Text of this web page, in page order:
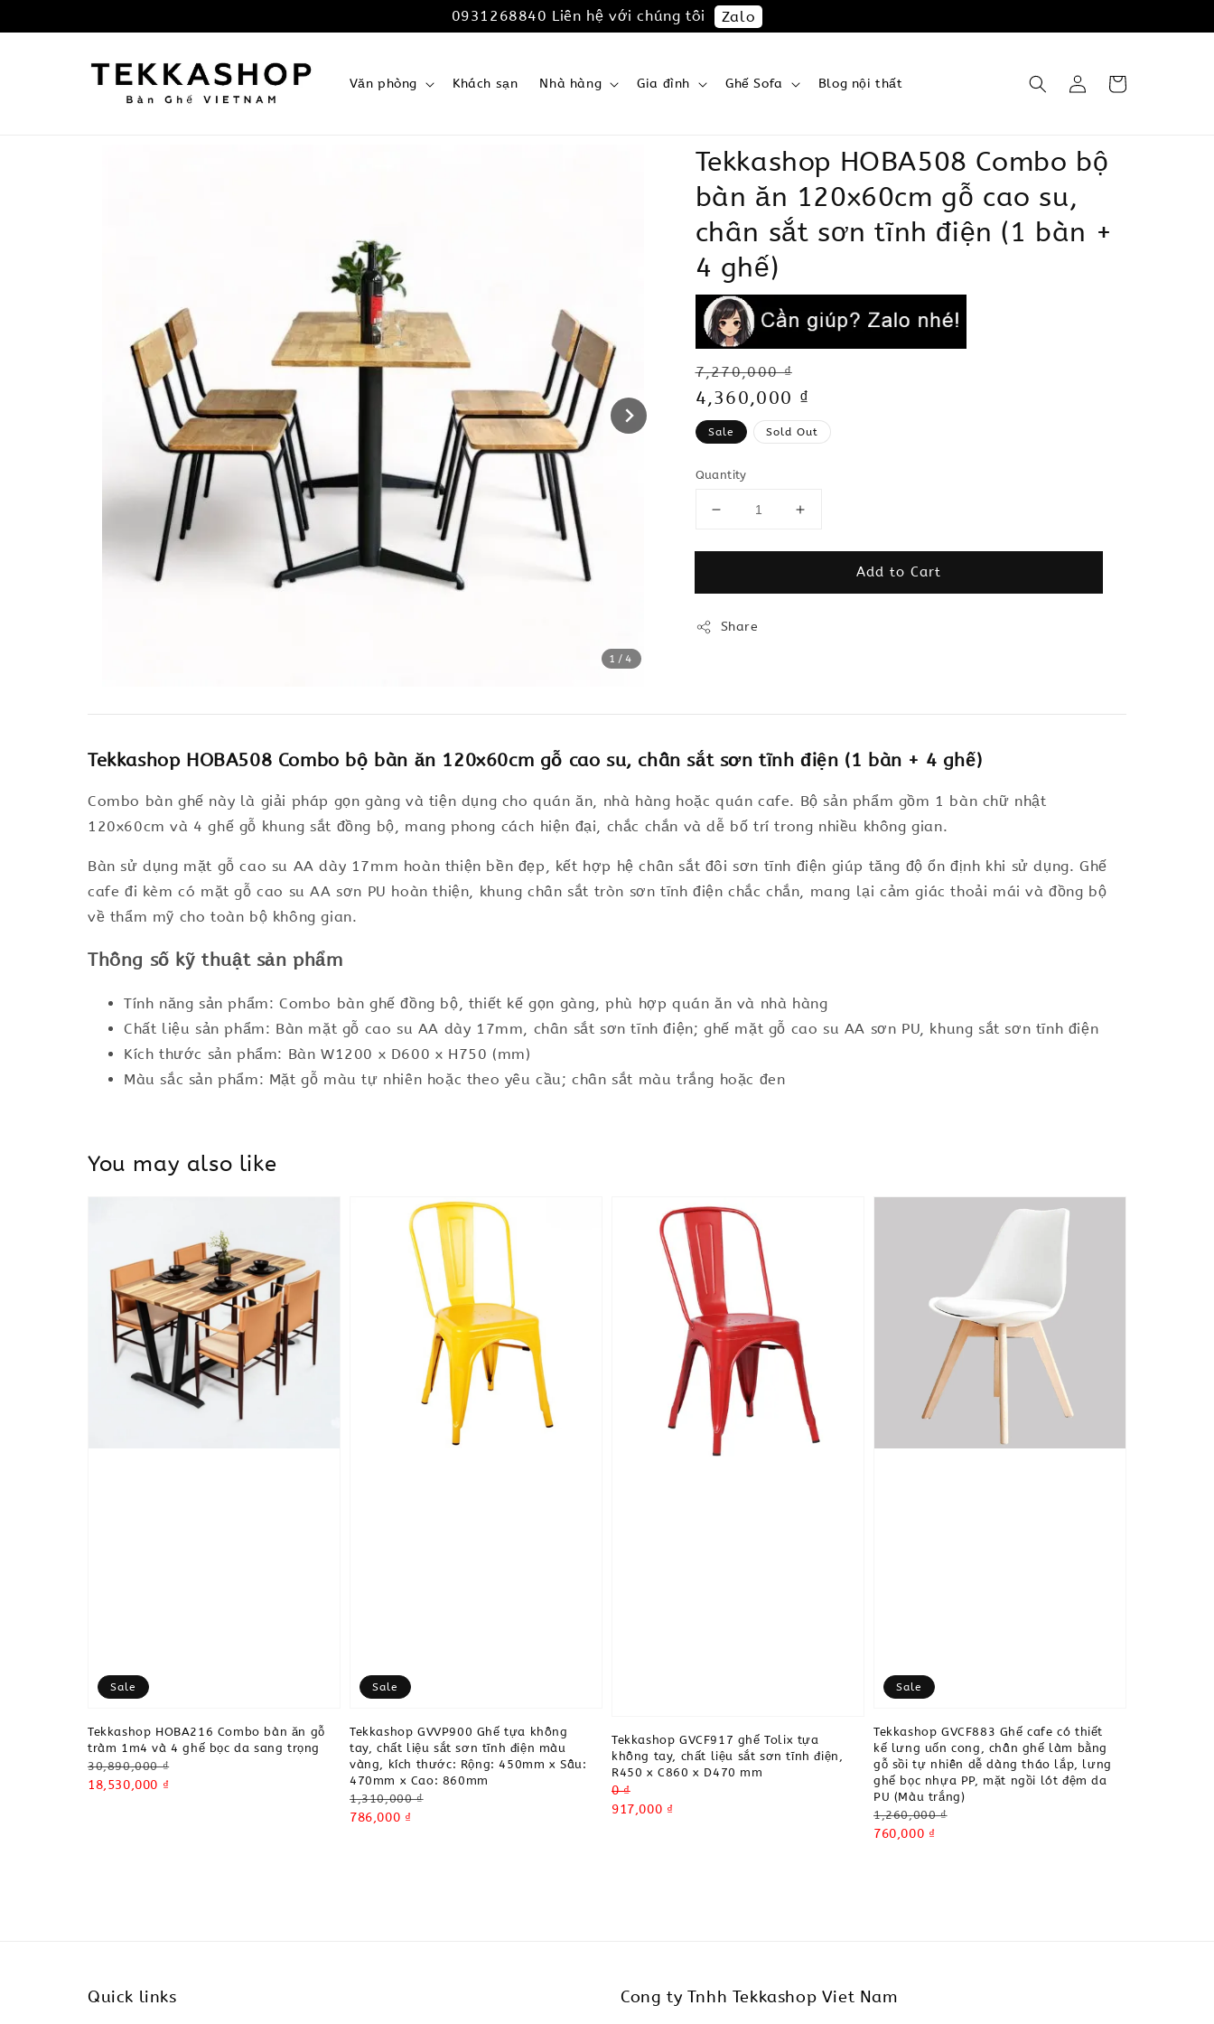
0931268840 Liên hệ với chúng tôi Zalo
Văn phòng Khách sạn Nhà hàng Gia đình Ghế Sofa Blog nội thất
1 /4
Tekkashop HOBA508 Combo bộ
bàn ăn 120x60cm gỗ cao su,
chân sắt sơn tĩnh điện (1 bàn +
4 ghế)
Regular
price
7,270,000 ₫
Sale
price
4,360,000 ₫
Sale Sold Out
Quantity
Add to Cart
Share
Tekkashop HOBA508 Combo bộ bàn ăn 120x60cm gỗ cao su, chân sắt sơn tĩnh điện (1 bàn + 4 ghế)
Combo bàn ghế này là giải pháp gọn gàng và tiện dụng cho quán ăn, nhà hàng hoặc quán cafe. Bộ sản phẩm gồm 1 bàn chữ nhật
120x60cm và 4 ghế gỗ khung sắt đồng bộ, mang phong cách hiện đại, chắc chắn và dễ bố trí trong nhiều không gian.
Bàn sử dụng mặt gỗ cao su AA dày 17mm hoàn thiện bền đẹp, kết hợp hệ chân sắt đôi sơn tĩnh điện giúp tăng độ ổn định khi sử dụng. Ghế
cafe đi kèm có mặt gỗ cao su AA sơn PU hoàn thiện, khung chân sắt tròn sơn tĩnh điện chắc chắn, mang lại cảm giác thoải mái và đồng bộ
về thẩm mỹ cho toàn bộ không gian.
Thông số kỹ thuật sản phẩm
Tính năng sản phẩm: Combo bàn ghế đồng bộ, thiết kế gọn gàng, phù hợp quán ăn và nhà hàng
Chất liệu sản phẩm: Bàn mặt gỗ cao su AA dày 17mm, chân sắt sơn tĩnh điện; ghế mặt gỗ cao su AA sơn PU, khung sắt sơn tĩnh điện
Kích thước sản phẩm: Bàn W1200 x D600 x H750 (mm)
Màu sắc sản phẩm: Mặt gỗ màu tự nhiên hoặc theo yêu cầu; chân sắt màu trắng hoặc đen
You may also like
Sale
Tekkashop HOBA216 Combo bàn ăn gỗ
tràm 1m4 và 4 ghế bọc da sang trọng
Regular
price
30,890,000 ₫
Sale
18,530,000 ₫
Sale
Tekkashop GVVP900 Ghế tựa không
tay, chất liệu sắt sơn tĩnh điện màu
vàng, kích thước: Rộng: 450mm x Sâu:
470mm x Cao: 860mm
Regular
price
1,310,000 ₫
Sale
786,000 ₫
Tekkashop GVCF917 ghế Tolix tựa
không tay, chất liệu sắt sơn tĩnh điện,
R450 x C860 x D470 mm
Regular
price
0 ₫
Sale
917,000 ₫
Sale
Tekkashop GVCF883 Ghế cafe có thiết
kế lưng uốn cong, chân ghế làm bằng
gỗ sồi tự nhiên dễ dàng tháo lắp, lưng
ghế bọc nhựa PP, mặt ngồi lót đệm da
PU (Màu trắng)
Regular
price
1,260,000 ₫
Sale
760,000 ₫
Quick links Cong ty Tnhh Tekkashop Viet Nam